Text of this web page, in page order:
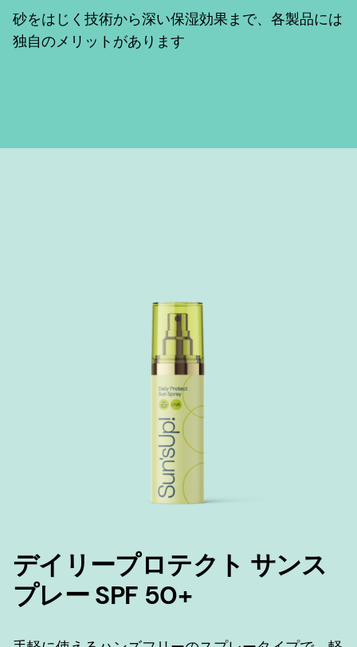
砂をはじく技術から深い保湿効果まで、各製品には
独自のメリットがあります
デイリープロテクト サンス
プレー SPF 50+